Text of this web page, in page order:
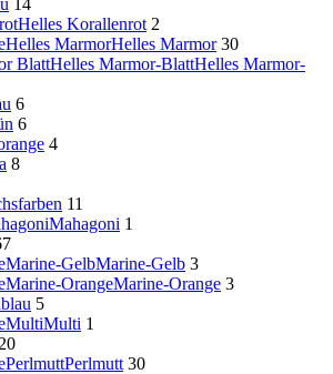
Helles Korallenrot 2
Helles MarmorHelles Marmor 30
Helles Marmor-BlattHelles Marmor-
6
6
4
8
11
Mahagoni 1
Marine-GelbMarine-Gelb 3
Marine-OrangeMarine-Orange 3
5
MultiMulti 1
20
PerlmuttPerlmutt 30